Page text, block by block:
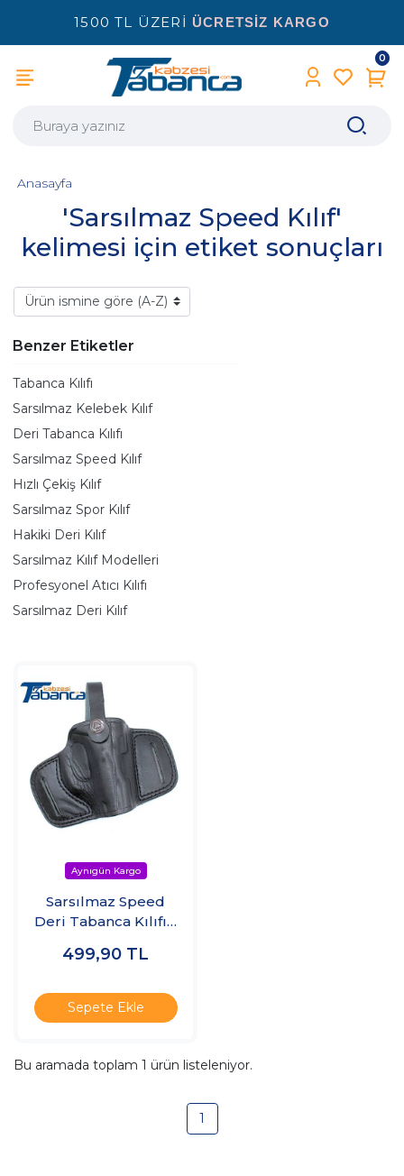
1500 TL ÜZERİ ÜCRETSİZ KARGO
0
'Sarsılmaz Speed Kılıf'
kelimesi için etiket sonuçları
Anasayfa
Benzer Etiketler
Tabanca Kılıfı
Sarsılmaz Kelebek Kılıf
Deri Tabanca Kılıfı
Sarsılmaz Speed Kılıf
Hızlı Çekiş Kılıf
Sarsılmaz Spor Kılıf
Hakiki Deri Kılıf
Sarsılmaz Kılıf Modelleri
Profesyonel Atıcı Kılıfı
Sarsılmaz Deri Kılıf
Sarsılmaz Speed
Deri Tabanca Kılıfı –
499,90 TL
Sepete Ekle
Bu aramada toplam 1 ürün listeleniyor.
1